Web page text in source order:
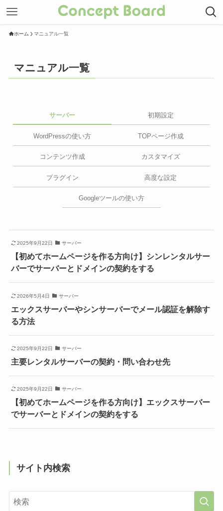
ホーム マニュアル一覧
マニュアル一覧
サーバー 初期設定
WordPressの使い方 TOPページ作成
コンテンツ作成 カスタマイズ
プラグイン 高度な設定
Googleツールの使い方
2025年9月22日 サーバー
【初めてホームページを作る方向け】シンレンタルサー
バーでサーバーとドメインの契約をする
2026年5月4日 サーバー
エックスサーバーやシンサーバーでメール認証を解除す
る方法
2025年9月22日 サーバー
主要レンタルサーバーの契約・問い合わせ先
2025年9月22日 サーバー
【初めてホームページを作る方向け】エックスサーバー
でサーバーとドメインの契約をする
サイト内検索